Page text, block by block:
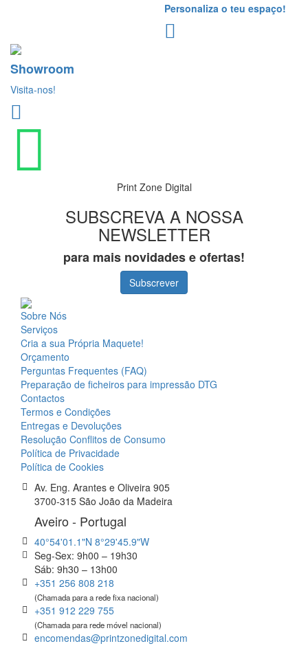
Personaliza o teu espaço!
Showroom
Visita-nos!
Print Zone Digital
SUBSCREVA A NOSSA
NEWSLETTER
para mais novidades e ofertas!
Subscrever
Sobre Nós
Serviços
Cria a sua Própria Maquete!
Orçamento
Perguntas Frequentes (FAQ)
Preparação de ficheiros para impressão DTG
Contactos
Termos e Condições
Entregas e Devoluções
Resolução Conflitos de Consumo
Política de Privacidade
Política de Cookies
Av. Eng. Arantes e Oliveira 905
3700-315 São João da Madeira
Aveiro - Portugal
40°54'01.1"N 8°29'45.9"W
Seg-Sex: 9h00 – 19h30
Sáb: 9h30 – 13h00
+351 256 808 218
(Chamada para a rede fixa nacional)
+351 912 229 755
(Chamada para rede móvel nacional)
encomendas@printzonedigital.com